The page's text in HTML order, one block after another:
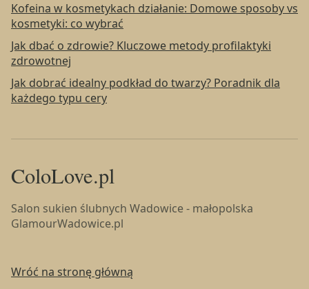
Kofeina w kosmetykach działanie: Domowe sposoby vs
kosmetyki: co wybrać
Jak dbać o zdrowie? Kluczowe metody profilaktyki
zdrowotnej
Jak dobrać idealny podkład do twarzy? Poradnik dla
każdego typu cery
ColoLove.pl
Salon sukien ślubnych Wadowice - małopolska
GlamourWadowice.pl
Wróć na stronę główną